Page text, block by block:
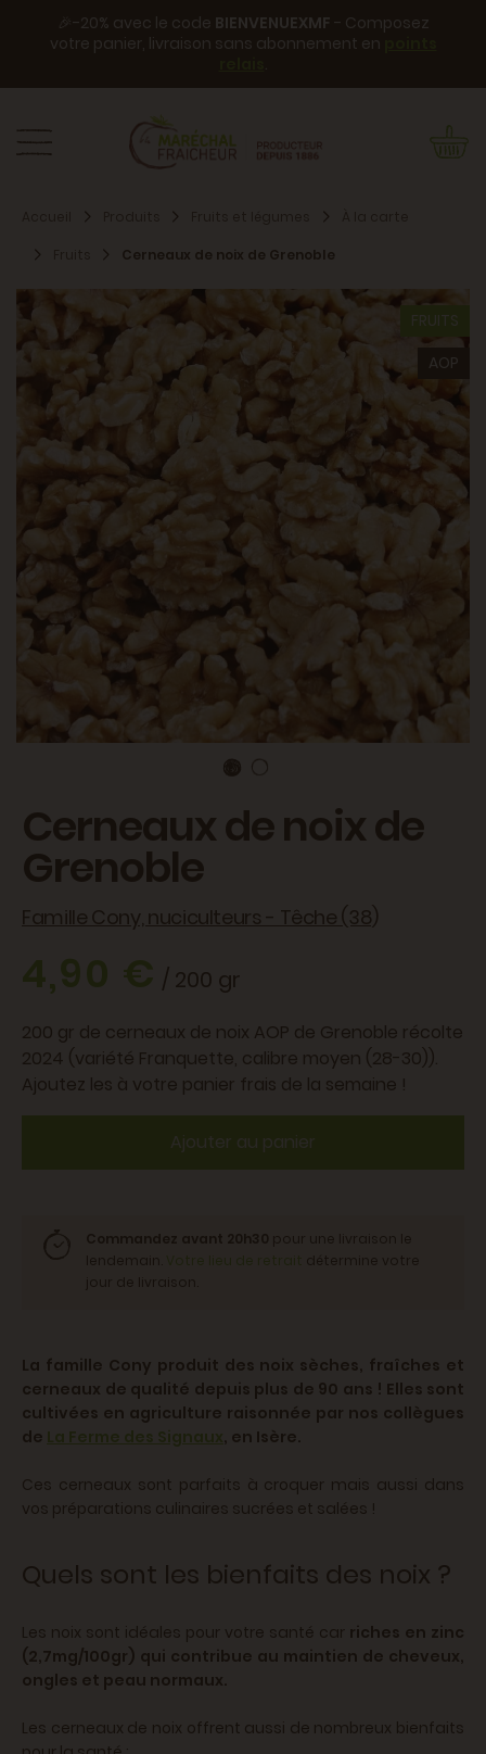
🎉-20% avec le code BIENVENUEXMF - Composez
votre panier, livraison sans abonnement en
.
Cerneaux de noix de Grenoble
FRUITS
AOP
Cerneaux de noix de
Grenoble
Famille Cony, nuciculteurs - Têche (38)
4,90 €/ 200 gr
200 gr de cerneaux de noix AOP de Grenoble récolte
2024 (variété Franquette, calibre moyen (28-30)).
Ajoutez les à votre panier frais de la semaine !
Ajouter au panier
La famille Cony produit des noix sèches, fraîches et
cerneaux de qualité depuis plus de 90 ans ! Elles sont
cultivées en agriculture raisonnée par nos collègues
de La Ferme des Signaux, en Isère.
Ces cerneaux sont parfaits à croquer mais aussi dans
vos préparations culinaires sucrées et salées !
Quels sont les bienfaits des noix ?
Les noix sont idéales pour votre santé car riches en zinc
(2,7mg/100gr) qui contribue au maintien de cheveux,
ongles et peau normaux.
Les cerneaux de noix offrent aussi de nombreux bienfaits